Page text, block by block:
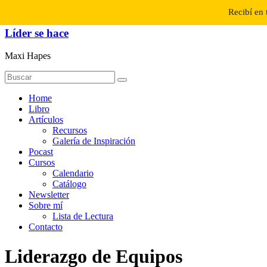
contenido
Líder se hace
Maxi Hapes
Menú
Home
Libro
Artículos
Recursos
Galería de Inspiración
Pocast
Cursos
Calendario
Catálogo
Newsletter
Sobre mí
Lista de Lectura
Contacto
Liderazgo de Equipos
Recibí en